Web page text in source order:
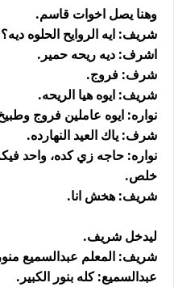
وهنا يصل اخوات قاسم.
شريف: ايه الروايح الحلوه ديه؟
اشرف: ديه ريحه حمير.
شرف: فروج.
شريف: ايوه هيا الريحه.
نواره: ايوه عاملين فروج
شرف: ياك العيد النهارده.
نواره: حاجه زي كده، واحد
خلص.
شريف: هخش انا.
ليدخل شريف.
شريف: المعلم عبدالسميع
عبدالسميع: كله بنور الكبير.